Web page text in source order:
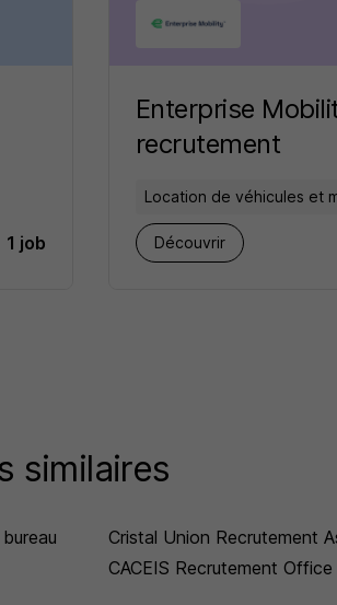
1 job
Enterprise
recrutement
Location de véhicules et
Découvrir
similaires
Cristal Union Recrutement
CACEIS Recrutement